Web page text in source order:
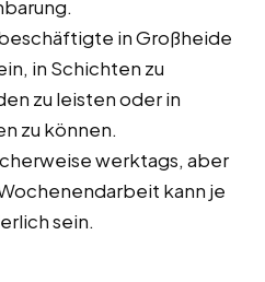
in Großheide
in Schichten zu
zu leisten oder in
zu können.
werktags, aber
kann je
sein.